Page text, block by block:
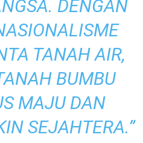
DENGAN
TANAH AIR,
BUMBU
MAJU DAN
SEJAHTERA.”